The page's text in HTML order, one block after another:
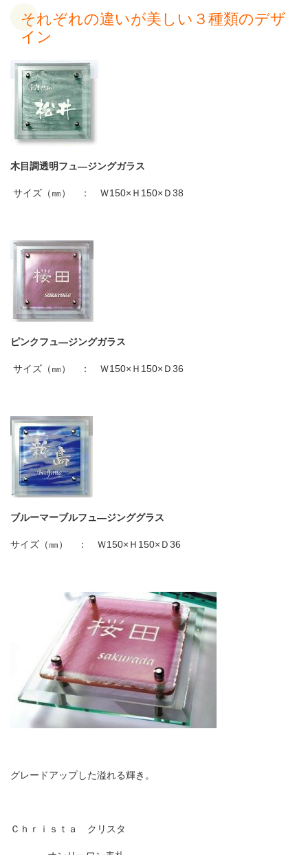
それぞれの違いが美しい３種類のデザ
イン
木目調透明フュ―ジングガラス
サイズ（㎜） ： Ｗ150× Ｈ 150× Ｄ38
ピンクフュ―ジングガラス
サイズ（㎜） ： Ｗ150× Ｈ 150× Ｄ36
ブルーマーブルフュ―ジンググラス
サイズ（㎜） ： Ｗ150× Ｈ 150× Ｄ36
グレードアップした溢れる輝き。
Ｃｈｒｉｓｔａ クリスタ